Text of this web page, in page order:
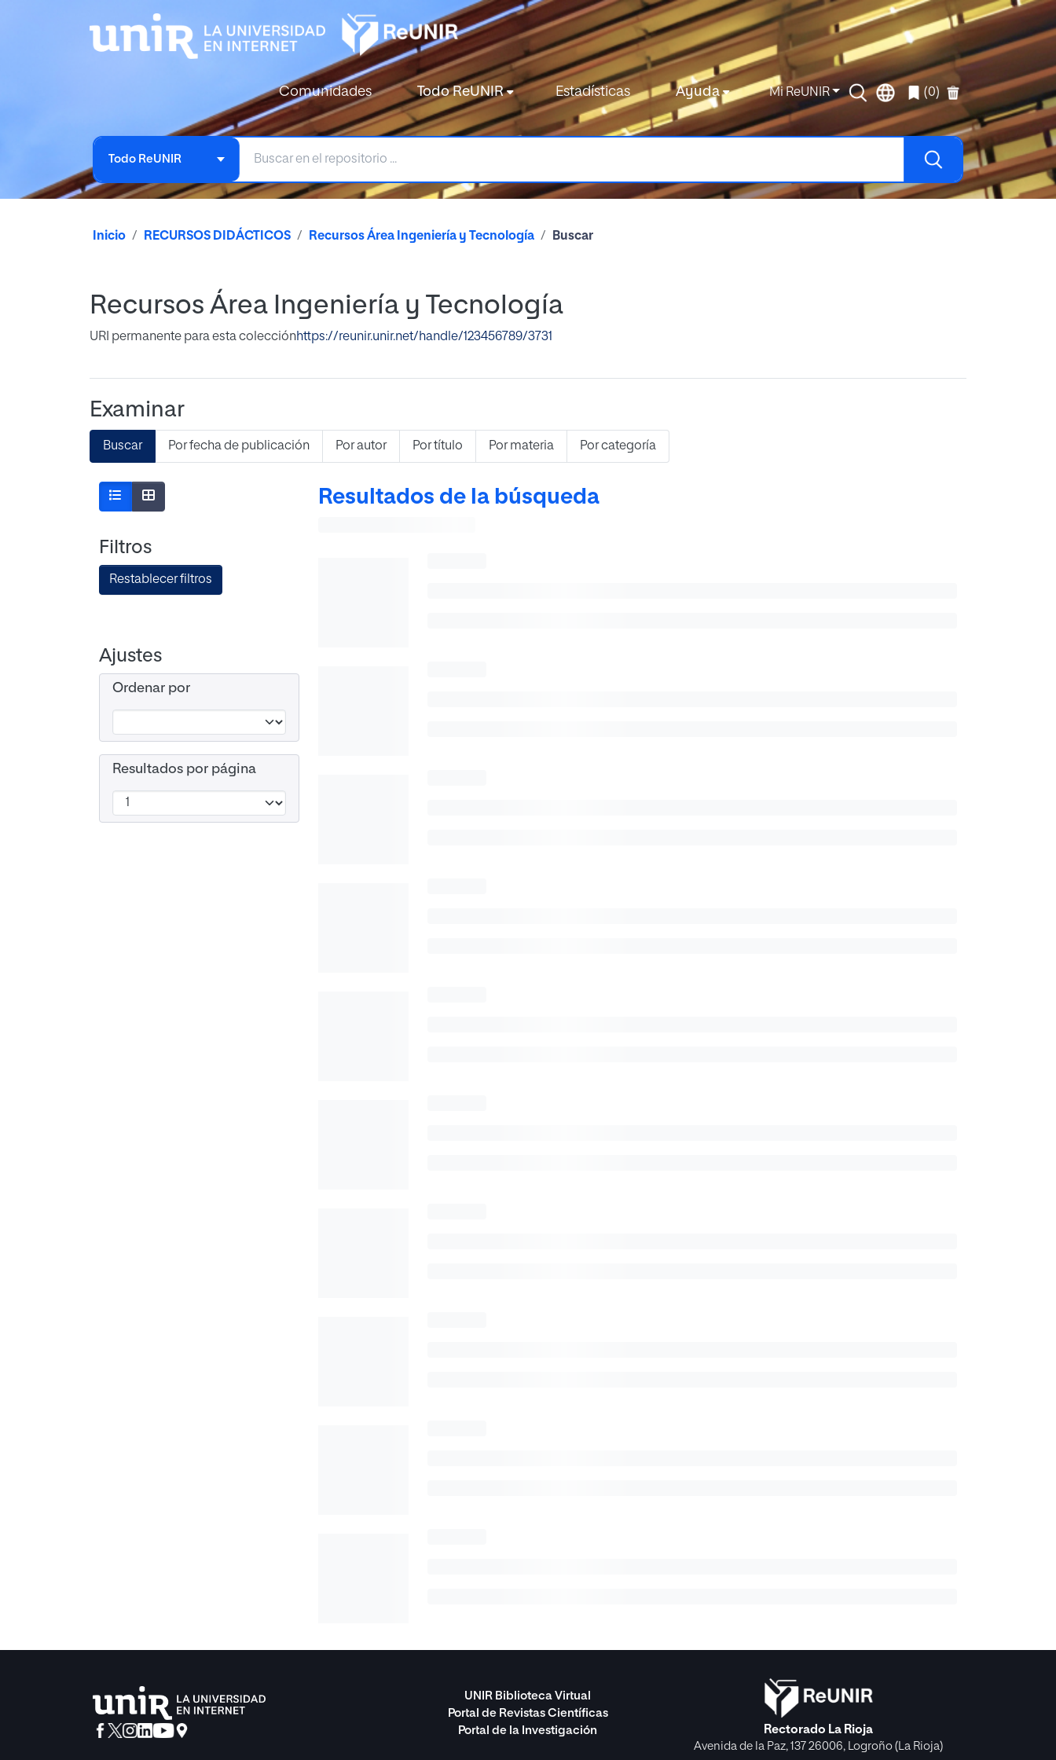
Comunidades Todo ReUNIR Estadísticas Ayuda Mi ReUNIR (0)
Todo ReUNIR
Inicio RECURSOS DIDÁCTICOS Recursos Área Ingeniería y Tecnología Buscar
Recursos Área Ingeniería y Tecnología
URI permanente para esta colecciónhttps://reunir.unir.net/handle/123456789/3731
Examinar
Buscar Por fecha de publicación Por autor Por título Por materia Por categoría
Filtros
Restablecer filtros
Ajustes
Ordenar por
Resultados por página
Resultados de la búsqueda
UNIR Biblioteca Virtual
Portal de Revistas Científicas
Portal de la Investigación
Rectorado La Rioja
Avenida de la Paz, 137 26006, Logroño (La Rioja)